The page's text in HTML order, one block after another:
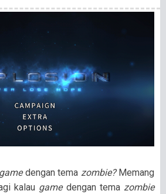
gamedengan tema zombie?Memang
kalau game dengan tema zombie